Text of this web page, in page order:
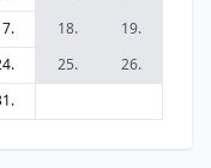
18.
19.
25.
26.